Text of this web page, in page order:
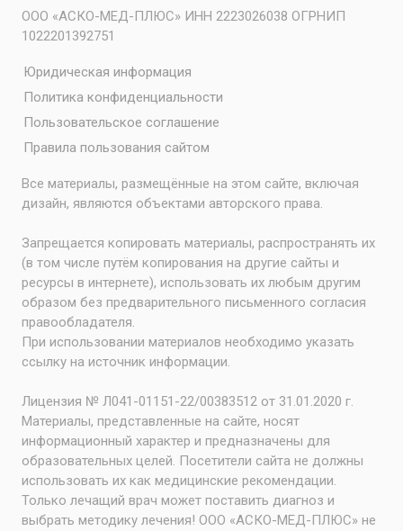
ООО «АСКО-МЕД-ПЛЮС» ИНН 2223026038 ОГРНИП
1022201392751
Юридическая информация
Политика конфиденциальности
Пользовательское соглашение
Правила пользования сайтом
Все материалы, размещённые на этом сайте, включая
дизайн, являются объектами авторского права.
Запрещается копировать материалы, распространять их
(в том числе путём копирования на другие сайты и
ресурсы в интернете), использовать их любым другим
образом без предварительного письменного согласия
правообладателя.
При использовании материалов необходимо указать
ссылку на источник информации.
Лицензия № Л041-01151-22/00383512 от 31.01.2020 г.
Материалы, представленные на сайте, носят
информационный характер и предназначены для
образовательных целей. Посетители сайта не должны
использовать их как медицинские рекомендации.
Только лечащий врач может поставить диагноз и
выбрать методику лечения! ООО «АСКО-МЕД-ПЛЮС» не